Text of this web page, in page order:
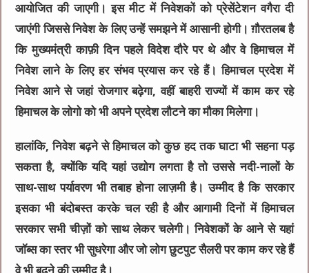
आयोजित की जाएगी। इस मीट में निवेशकों को प्रेसेंटेशन वगैरा दी
जाएंगी जिससे निवेश के लिए उन्हें समझने में आसानी होगी। ग़ौरतलब है
कि मुख्यमंत्री काफ़ी दिन पहले विदेश दौरे पर थे और वे हिमाचल में
निवेश लाने के लिए हर संभव प्रयास कर रहे हैं। हिमाचल प्रदेश में
निवेश आने से जहां रोजगार बढ़ेगा, वहीं बाहरी राज्यों में काम कर रहे
हिमाचल के लोगो को भी अपने प्रदेश लौटने का मौका मिलेगा।
हालांकि, निवेश बढ़ने से हिमाचल को कुछ हद तक घाटा भी सहना पड़
सकता है, क्योंकि यदि यहां उद्योग लगता है तो उससे नदी-नालों के
साथ-साथ पर्यावरण भी तबाह होना लाज़मी है। उम्मीद है कि सरकार
इसका भी बंदोबस्त करके चल रही है और आगामी दिनों में हिमाचल
सरकार सभी चीज़ों को साथ लेकर चलेगी। निवेशकों के आने से यहां
जॉब्स का स्तर भी सुधरेगा और जो लोग छुटपुट सैलरी पर काम कर रहे हैं
वे भी बढ़ने की उम्मीद है।